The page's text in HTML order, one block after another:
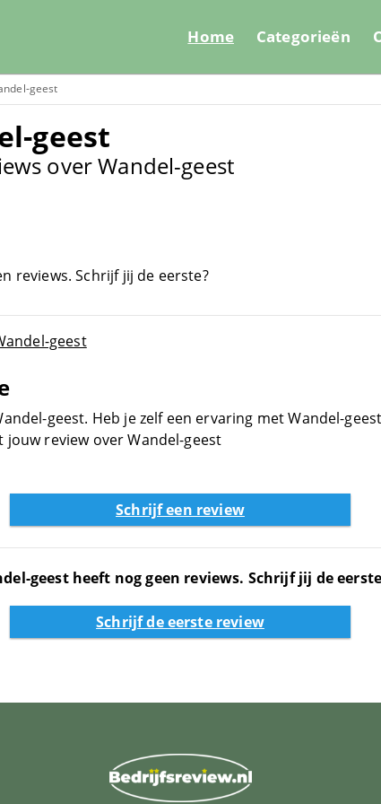
Home Categorieën
geest
geest
over Wandel-geest
reviews. Schrijf jij de eerste?
geest
geest. Heb je zelf een ervaring met Wandel-
review over Wandel-geest
Schrijf een review
geest heeft nog geen reviews. Schrijf jij de
Schrijf de eerste review